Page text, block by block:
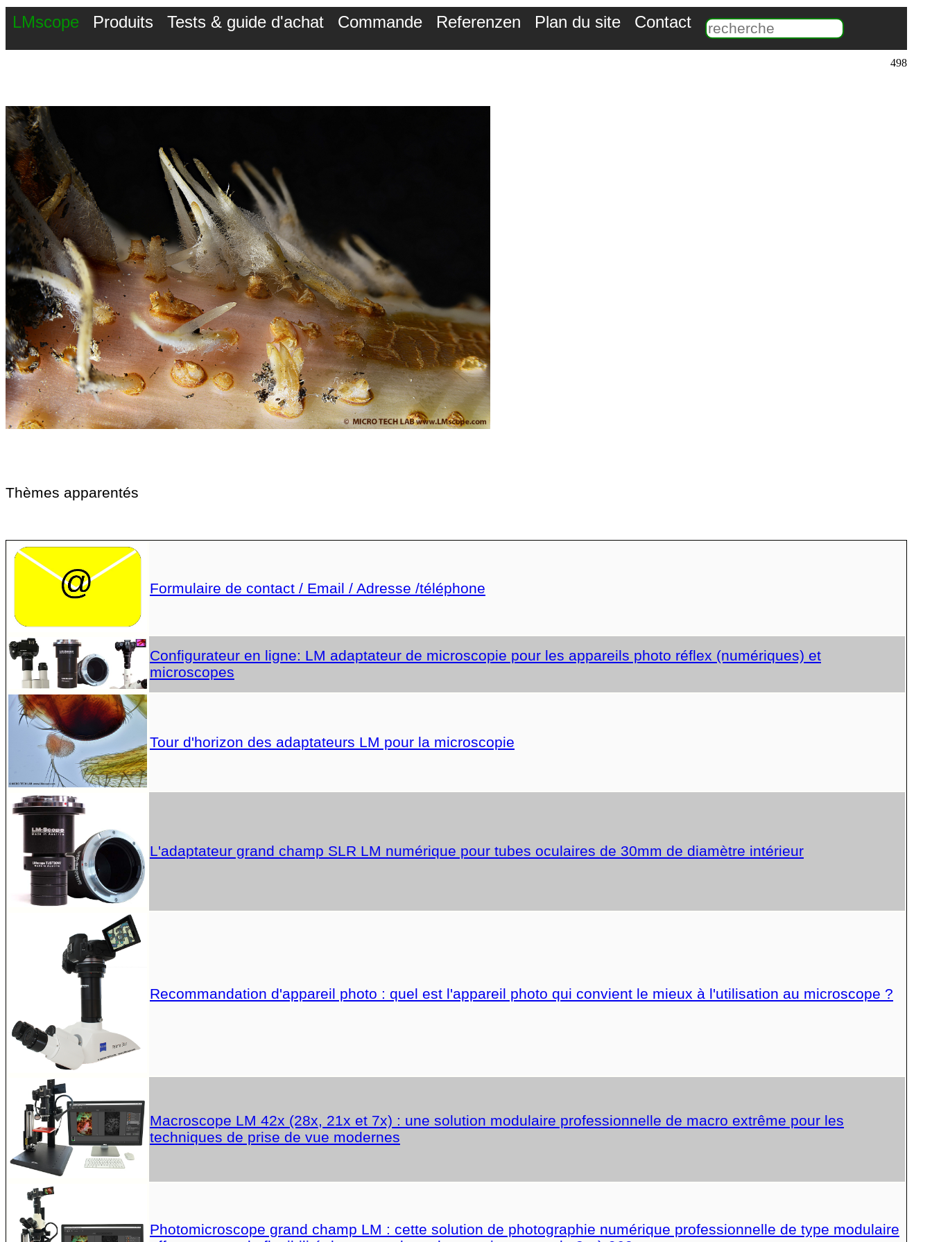
LMscope Produits Tests & guide d'achat Commande Referenzen Plan du site Contact
498
Thèmes apparentés
Formulaire de contact / Email / Adresse /téléphone
Configurateur en ligne: LM adaptateur de microscopie pour les appareils photo réflex (numériques) et
microscopes
Tour d'horizon des adaptateurs LM pour la microscopie
L'adaptateur grand champ SLR LM numérique pour tubes oculaires de 30mm de diamètre intérieur
Recommandation d'appareil photo : quel est l'appareil photo qui convient le mieux à l'utilisation au microscope ?
Macroscope LM 42x (28x, 21x et 7x) : une solution modulaire professionnelle de macro extrême pour les
techniques de prise de vue modernes
Photomicroscope grand champ LM : cette solution de photographie numérique professionnelle de type modulaire